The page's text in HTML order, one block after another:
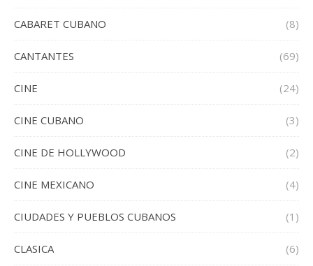
CABARET CUBANO (8)
CANTANTES (69)
CINE (24)
CINE CUBANO (3)
CINE DE HOLLYWOOD (2)
CINE MEXICANO (4)
CIUDADES Y PUEBLOS CUBANOS (1)
CLASICA (6)